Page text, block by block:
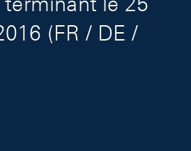
(FR / DE /